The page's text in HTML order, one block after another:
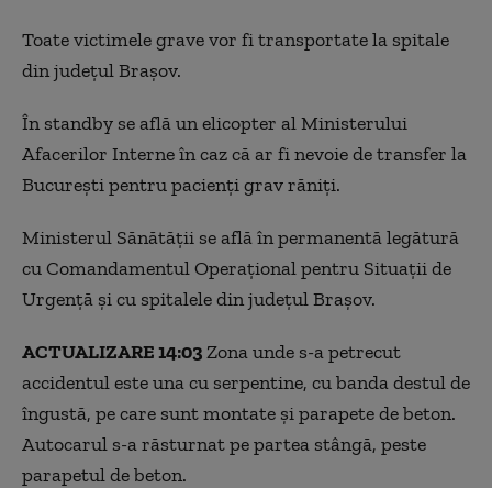
Toate victimele grave vor fi transportate la spitale
din județul Brașov.
În standby se află un elicopter al Ministerului
Afacerilor Interne în caz că ar fi nevoie de transfer la
București pentru pacienți grav răniți.
Ministerul Sănătății se află în permanentă legătură
cu Comandamentul Operațional pentru Situații de
Urgență și cu spitalele din județul Brașov.
ACTUALIZARE 14:03Zona unde s-a petrecut
accidentul este una cu serpentine, cu banda destul de
îngustă, pe care sunt montate și parapete de beton.
Autocarul s-a răsturnat pe partea stângă, peste
parapetul de beton.